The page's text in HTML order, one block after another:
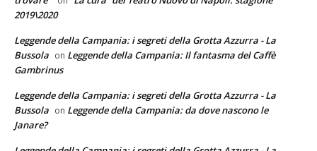
2019\2020
Leggende della Campania: i segreti della Grotta Azzurra - La
Bussola on Leggende della Campania: Il fantasma del Caffè
Gambrinus
Leggende della Campania: i segreti della Grotta Azzurra - La
Bussola on Leggende della Campania: da dove nascono le
Janare?